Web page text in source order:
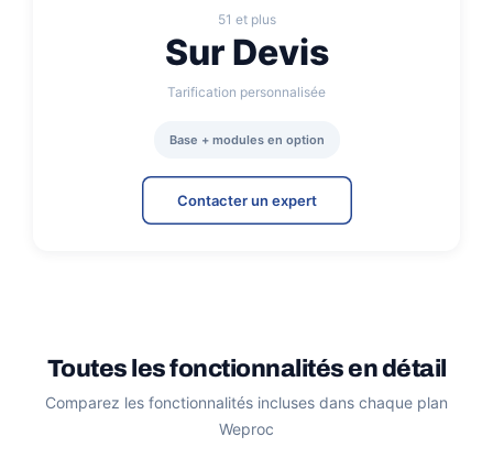
51 et plus
Sur Devis
Tarification personnalisée
Base + modules en option
Contacter un expert
Toutes les fonctionnalités en détail
Comparez les fonctionnalités incluses dans chaque plan
Weproc